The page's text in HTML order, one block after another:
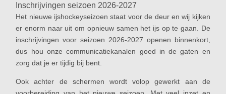
Inschrijvingen seizoen 2026-2027
Het nieuwe ijshockeyseizoen staat voor de deur en wij kijken
er enorm naar uit om opnieuw samen het ijs op te gaan. De
inschrijvingen voor seizoen 2026-2027 openen binnenkort,
dus hou onze communicatiekanalen goed in de gaten en
zorg dat je er tijdig bij bent.
Ook achter de schermen wordt volop gewerkt aan de